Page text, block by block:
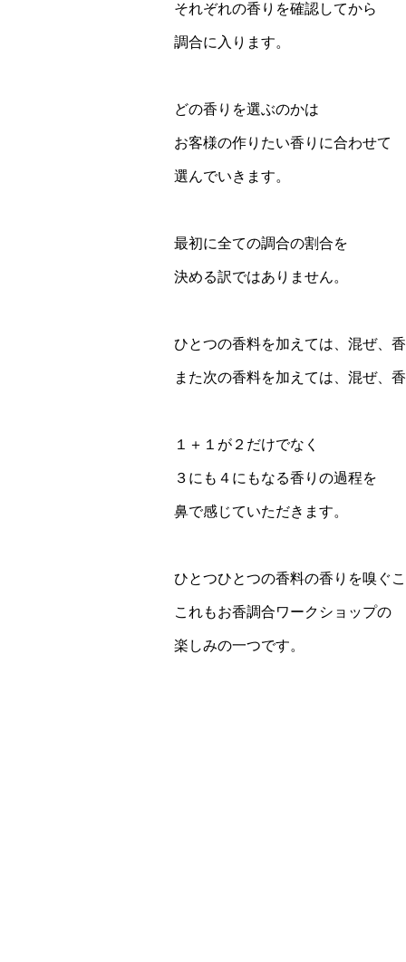
それぞれの香りを確認してから
調合に入ります。
どの香りを選ぶのかは
お客様の作りたい香りに合わせて
選んでいきます。
最初に全ての調合の割合を
決める訳ではありません。
ひとつの香料を加えては、混ぜ、
また次の香料を加えては、混ぜ、
１＋１が２だけでなく
３にも４にもなる香りの過程を
鼻で感じていただきます。
ひとつひとつの香料の香りを嗅ぐ
これもお香調合ワークショップの
楽しみの一つです。